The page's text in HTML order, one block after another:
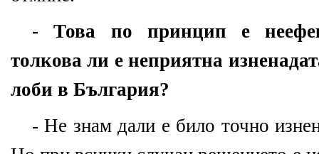
- Това по принцип е
толкова ли е неприятна
лоби в България?
- Не знам дали е било точно